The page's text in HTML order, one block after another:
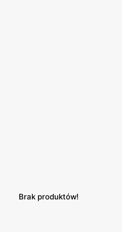
Brak produktów!